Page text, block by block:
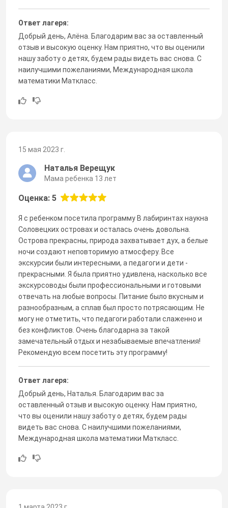
Ответ лагеря:
Добрый день, Алёна. Благодарим вас за оставленный
отзыв и высокую оценку. Нам приятно, что вы оценили
нашу заботу о детях, будем рады видеть вас снова. С
наилучшими пожеланиями, Международная школа
математики Маткласс.
15 мая 2023 г.
Наталья Верещук
Мама ребенка 13 лет
Оценка: 5
Я с ребенком посетила программу В лабиринтах наукна
Соловецких островах и осталась очень довольна.
Острова прекрасны, природа захватывает дух, а белые
ночи создают неповторимую атмосферу. Все
экскурсии были интересными, а педагоги и дети -
прекрасными. Я была приятно удивлена, насколько все
экскурсоводы были профессиональными и готовыми
отвечать на любые вопросы. Питание было вкусным и
разнообразным, а сплав был просто потрясающим. Не
могу не отметить, что педагоги работали слаженно и
без конфликтов. Очень благодарна за такой
замечательный отдых и незабываемые впечатления!
Рекомендую всем посетить эту программу!
Ответ лагеря:
Добрый день, Наталья. Благодарим вас за
оставленный отзыв и высокую оценку. Нам приятно,
что вы оценили нашу заботу о детях, будем рады
видеть вас снова. С наилучшими пожеланиями,
Международная школа математики Маткласс.